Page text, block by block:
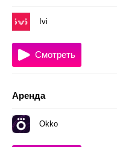
Ivi
Смотреть
Аренда
Okko